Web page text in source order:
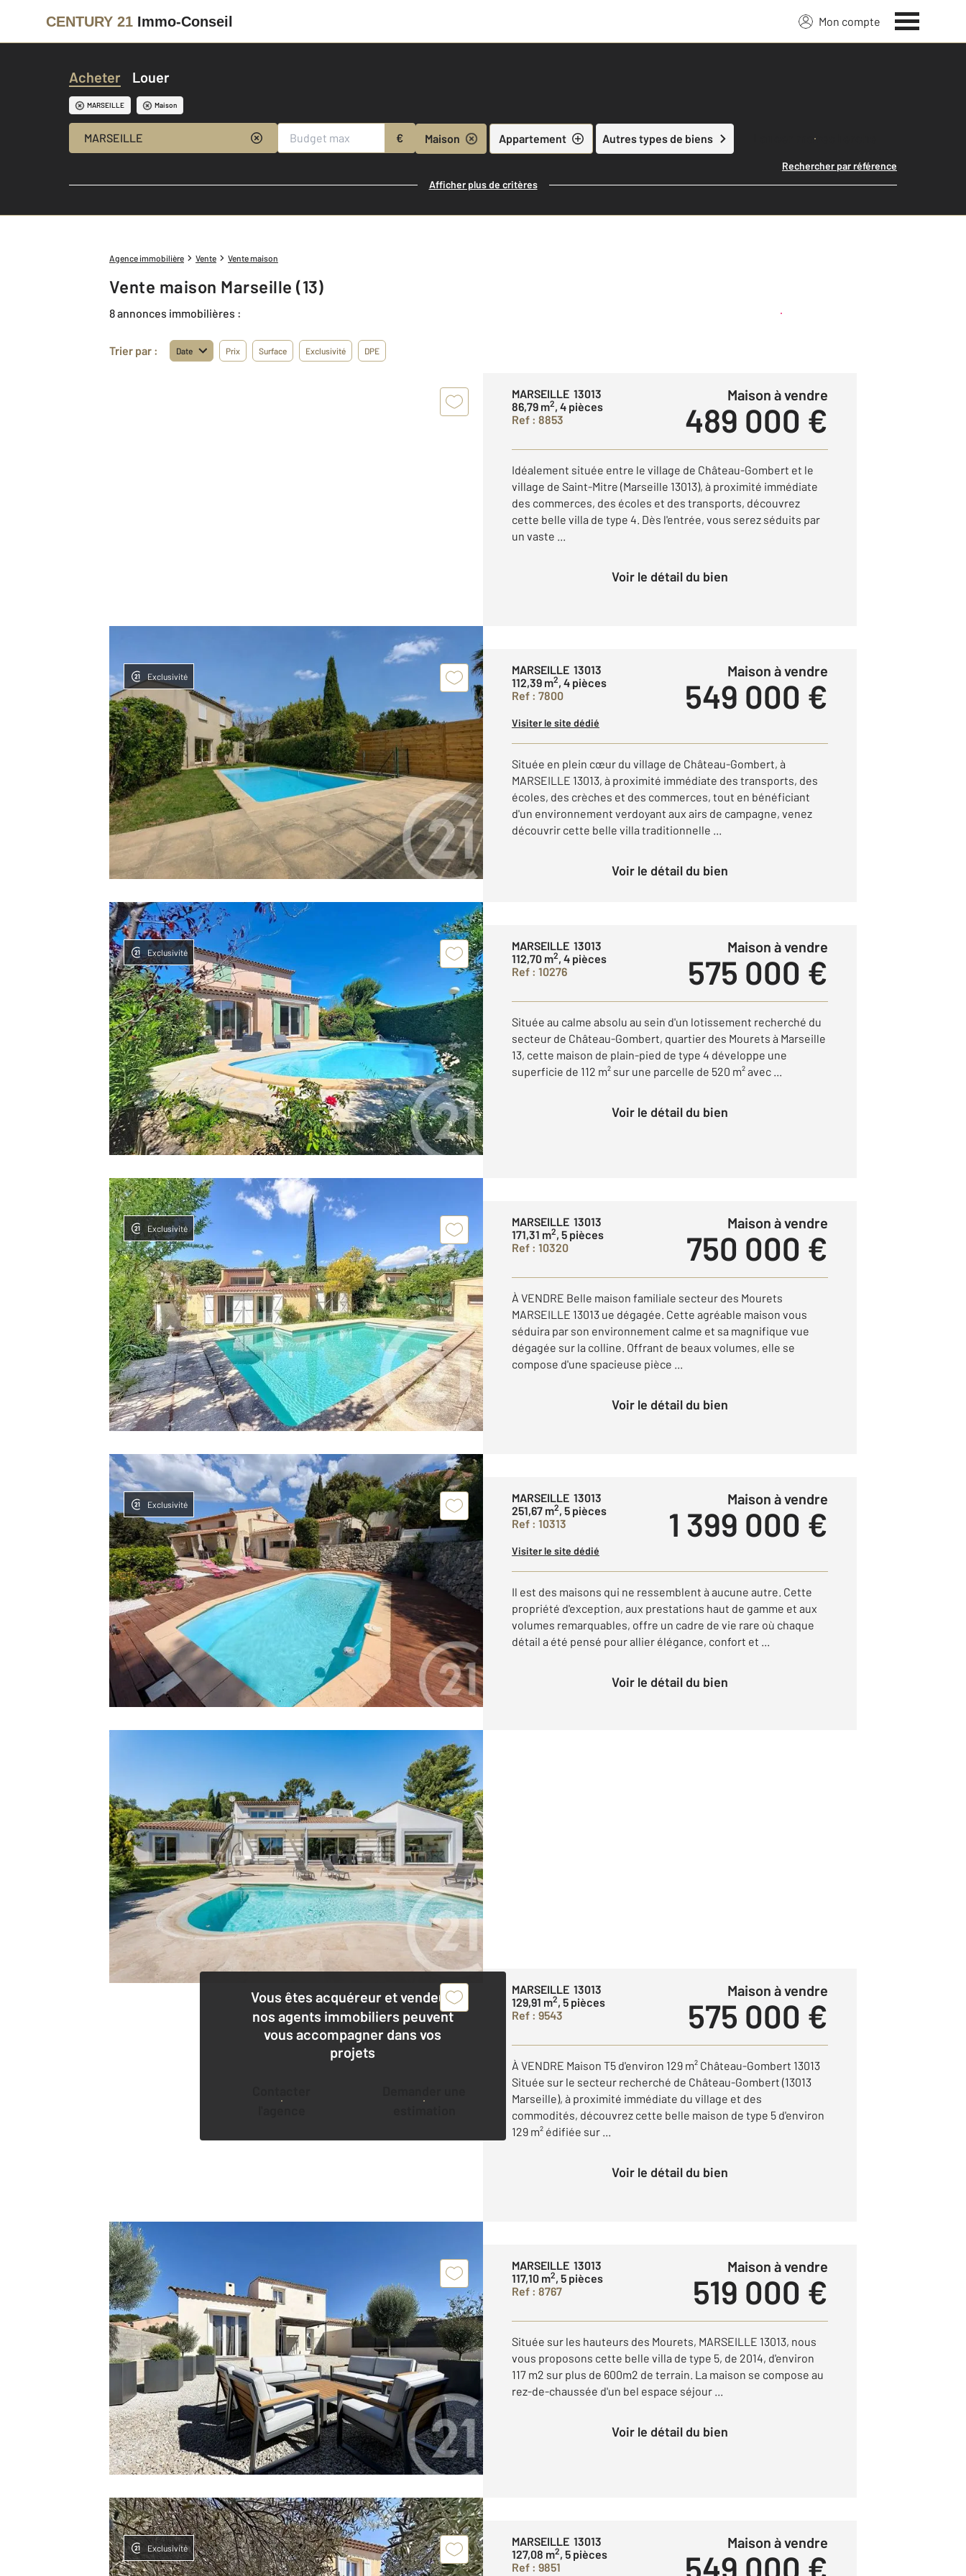
CENTURY 21 Immo-Conseil Mon compte
Acheter Louer
MARSEILLE Maison
MARSEILLE € Maison Appartement Autres types de biens Lancer ma recherche
Rechercher par référence
Afficher plus de critères
Agence immobilière Vente Vente maison
Vente maison Marseille (13)
8 annonces immobilières : Créer une alerte
Trier par : Date Prix Surface Exclusivité DPE
MARSEILLE 13013
86,79 m2, 4 pièces
Ref : 8853
Maison à vendre
489 000 €
Idéalement située entre le village de Château-Gombert et le
village de Saint-Mitre (Marseille 13013), à proximité immédiate
des commerces, des écoles et des transports, découvrez
cette belle villa de type 4. Dès l'entrée, vous serez séduits par
un vaste ...
Voir le détail du bien
Exclusivité
MARSEILLE 13013
112,39 m2, 4 pièces
Ref : 7800
Maison à vendre
549 000 €
Visiter le site dédié
Située en plein cœur du village de Château-Gombert, à
MARSEILLE 13013, à proximité immédiate des transports, des
écoles, des crèches et des commerces, tout en bénéficiant
d'un environnement verdoyant aux airs de campagne, venez
découvrir cette belle villa traditionnelle ...
Voir le détail du bien
Exclusivité
MARSEILLE 13013
112,70 m2, 4 pièces
Ref : 10276
Maison à vendre
575 000 €
Située au calme absolu au sein d'un lotissement recherché du
secteur de Château-Gombert, quartier des Mourets à Marseille
13, cette maison de plain-pied de type 4 développe une
superficie de 112 m² sur une parcelle de 520 m² avec ...
Voir le détail du bien
Exclusivité
MARSEILLE 13013
171,31 m2, 5 pièces
Ref : 10320
Maison à vendre
750 000 €
À VENDRE Belle maison familiale secteur des Mourets
MARSEILLE 13013 ue dégagée. Cette agréable maison vous
séduira par son environnement calme et sa magnifique vue
dégagée sur la colline. Offrant de beaux volumes, elle se
compose d'une spacieuse pièce ...
Voir le détail du bien
Exclusivité
MARSEILLE 13013
251,67 m2, 5 pièces
Ref : 10313
Maison à vendre
1 399 000 €
Visiter le site dédié
Il est des maisons qui ne ressemblent à aucune autre. Cette
propriété d'exception, aux prestations haut de gamme et aux
volumes remarquables, offre un cadre de vie rare où chaque
détail a été pensé pour allier élégance, confort et ...
Voir le détail du bien
Vous êtes acquéreur et vendeur,
nos agents immobiliers peuvent
vous accompagner dans vos
projets
MARSEILLE 13013
129,91 m2, 5 pièces
Ref : 9543
Maison à vendre
575 000 €
À VENDRE Maison T5 d'environ 129 m² Château-Gombert 13013
Située sur le secteur recherché de Château-Gombert (13013
Marseille), à proximité immédiate du village et des
commodités, découvrez cette belle maison de type 5 d'environ
129 m² édifiée sur ...
Voir le détail du bien
MARSEILLE 13013
117,10 m2, 5 pièces
Ref : 8767
Maison à vendre
519 000 €
Située sur les hauteurs des Mourets, MARSEILLE 13013, nous
vous proposons cette belle villa de type 5, de 2014, d'environ
117 m2 sur plus de 600m2 de terrain. La maison se compose au
rez-de-chaussée d'un bel espace séjour ...
Voir le détail du bien
Exclusivité
MARSEILLE 13013
127,08 m2, 5 pièces
Ref : 9851
Maison à vendre
549 000 €